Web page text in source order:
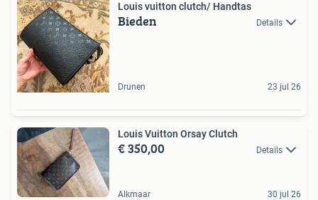
Louis vuitton clutch/ Handtas
Bieden Details
Drunen 23 jul 26
Louis Vuitton Orsay Clutch
€ 350,00 Details
Alkmaar 30 jul 26